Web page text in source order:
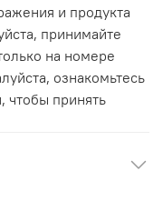
и продукта
принимайте
на номере
ознакомьтесь
чтобы принять